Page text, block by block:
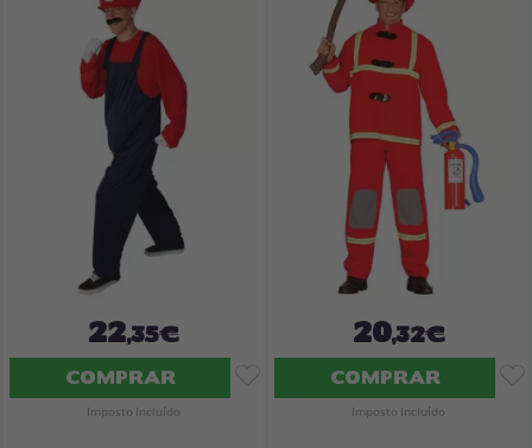
Vá em frente! Estávamos esperando por você.
CRIAR CONTA
22,35€
COMPRAR
Imposto Incluído
20,32€
COMPRAR
Imposto Incluído